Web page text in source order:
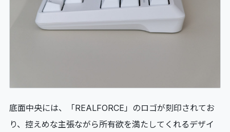
底面中央には、「REALFORCE」のロゴが刻印されてお
り、控えめな主張ながら所有欲を満たしてくれるデザイ